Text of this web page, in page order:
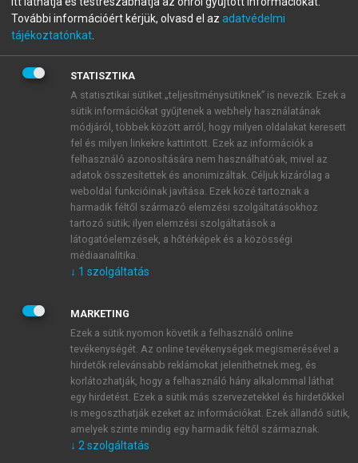
A regisztráció után apróbaidőszakautomatikusan
BELÉPÉS SAJÁT FIÓKKAL
ÚJ FIÓK LÉTREHOZÁSA
1 óra díjmentes hozzáférés
E-MAIL-CÍM
JELSZÓ
JELSZÓ ÚJRA
Kérek értesítést a MeRSZ újdonságairól, akcióiról.
Kérek értesítést az Akadémiai Kiadó Zrt. újdonságairól,
További információért kérjük, olvasd el az adatvédelmi
tájékoztatónkat
STATISZTIKA
A statisztikai sütiket „teljesítménysütiknek” is nevezik. Ezek a
sütik információkat gyűjtenek a webhely használatának
módjáról, többek között arról, hogy milyen oldalakat keresett
fel és milyen linkekre kattintott. Ezek az információk a
felhasználó azonosítására nem használhatóak, mivel az
adatok összesítettek és anonimizáltak. Céljuk kizárólag a
weboldal funkcióinak javítása. Ezek közé tartoznak a
harmadik féltől származó elemzési szolgáltatásokhoz
tartozó sütik; ilyen elemzési szolgáltatások a
látogatóelemzések, a hőtérképek és a közösségi
médiaanalitika.
↓ 1 szolgáltatás
MARKETING
Ezek a sütik nyomon követik a felhasználó online
tevékenységét. Az online tevékenységek megismerésével a
hirdetők relevánsabb reklámokat jeleníthetnek meg, és
korlátozhatják, hogy a felhasználó hány alkalommal láthat
egy hirdetést. Ezek a sütik más szervezetekkel és hirdetőkkel
is megoszthatják ezeket az információkat. Ezek állandó sütik,
amelyek szinte mindig egy harmadik féltől származnak.
↓ 2 szolgáltatás